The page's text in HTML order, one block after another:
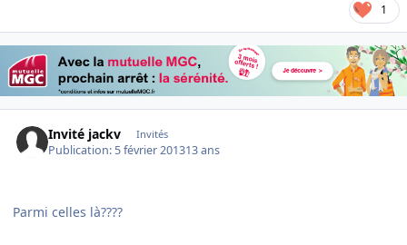
1
Invité jackv Invités
Publication: 5 février 201313 ans
Parmi celles là????